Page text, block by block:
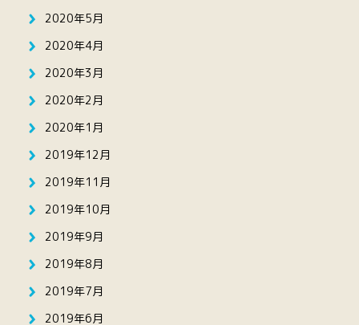
2020年5月
2020年4月
2020年3月
2020年2月
2020年1月
2019年12月
2019年11月
2019年10月
2019年9月
2019年8月
2019年7月
2019年6月